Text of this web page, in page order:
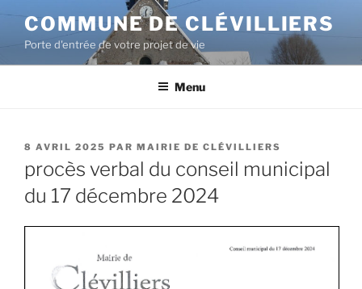
COMMUNE DE CLÉVILLIERS
Porte d'entrée de votre projet de vie
Menu
8 AVRIL 2025 PAR MAIRIE DE CLÉVILLIERS
procès verbal du conseil municipal
du 17 décembre 2024